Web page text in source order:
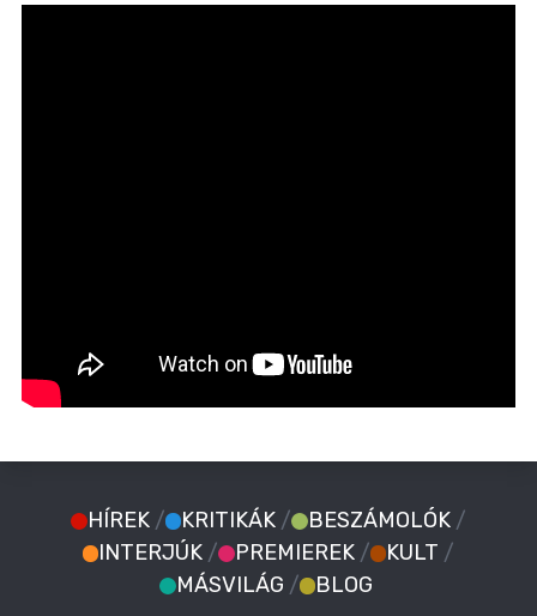
HÍREK / KRITIKÁK / BESZÁMOLÓK /
INTERJÚK / PREMIEREK / KULT /
MÁSVILÁG / BLOG